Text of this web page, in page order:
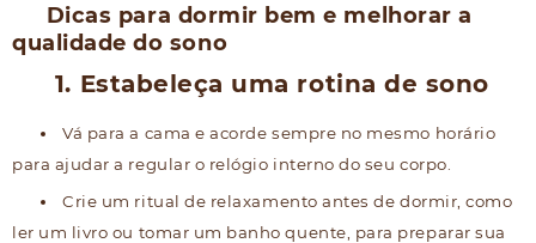
Dicas para dormir bem e melhorar a
qualidade do sono
1. Estabeleça uma rotina de sono
Vá para a cama e acorde sempre no mesmo horário
para ajudar a regular o relógio interno do seu corpo.
Crie um ritual de relaxamento antes de dormir, como
ler um livro ou tomar um banho quente, para preparar sua